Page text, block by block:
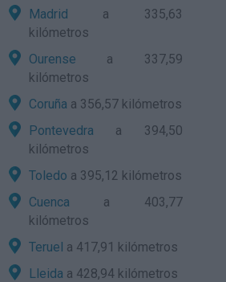
Madrid a 335,63
kilómetros
Ourense a 337,59
kilómetros
Coruña a 356,57 kilómetros
Pontevedra a 394,50
kilómetros
Toledo a 395,12 kilómetros
Cuenca a 403,77
kilómetros
Teruel a 417,91 kilómetros
Lleida a 428,94 kilómetros